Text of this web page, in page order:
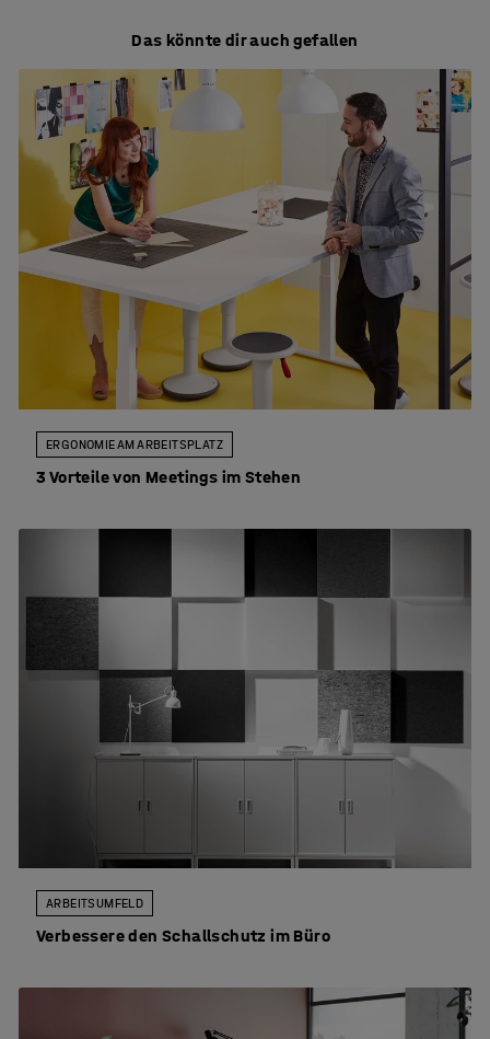
Das könnte dir auch gefallen
ERGONOMIE AM ARBEITSPLATZ
3 Vorteile von Meetings im Stehen
ARBEITSUMFELD
Verbessere den Schallschutz im Büro